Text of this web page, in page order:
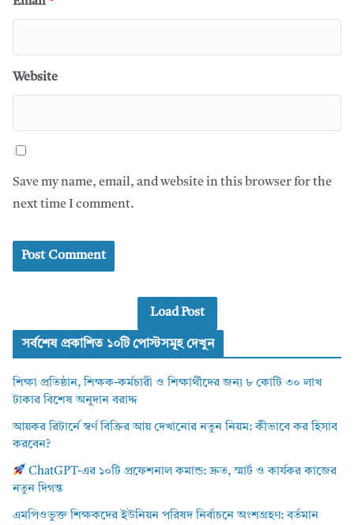
Website
Save my name, email, and website in this browser for the
next time I comment.
Load Post
সর্বশেষ প্রকাশিত ১০টি পোস্টসমূহ দেখুন
শিক্ষা প্রতিষ্ঠান, শিক্ষক-কর্মচারী ও শিক্ষার্থীদের জন্য ৮ কোটি ৩০ লাখ
টাকার বিশেষ অনুদান বরাদ্দ
আয়কর রিটার্নে স্বর্ণ বিক্রির আয় দেখানোর নতুন নিয়ম: কীভাবে কর হিসাব
করবেন?
ChatGPT-এর ১০টি প্রফেশনাল কমান্ড: দ্রুত, স্মার্ট ও কার্যকর কাজের
নতুন দিগন্ত
এমপিওভুক্ত শিক্ষকদের ইউনিয়ন পরিষদ নির্বাচনে অংশগ্রহণ: বর্তমান